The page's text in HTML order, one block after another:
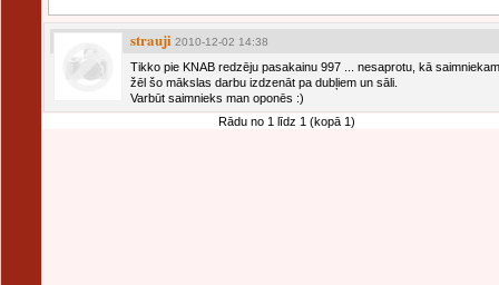
strauji 2010-12-02 14:38
Tikko pie KNAB redzēju pasakainu 997 ... nesaprotu, kā
žēl šo mākslas darbu izdzenāt pa dubļiem un sāli.
Varbūt saimnieks man oponēs :)
Rādu no 1 līdz 1 (kopā 1)